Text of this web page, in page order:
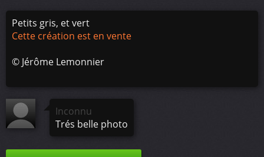
Petits gris, et vert
Cette création est en vente
© Jérôme Lemonnier
Inconnu
Trés belle photo